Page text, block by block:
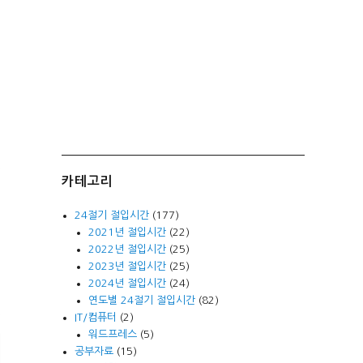
카테고리
24절기 절입시간 (177)
2021년 절입시간(22)
2022년 절입시간(25)
2023년 절입시간(25)
2024년 절입시간(24)
연도별 24절기 절입시간(82)
IT/컴퓨터
(2)
워드프레스(5)
공부자료 (15)